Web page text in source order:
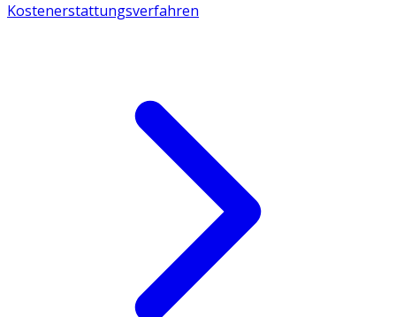
Kostenerstattungsverfahren